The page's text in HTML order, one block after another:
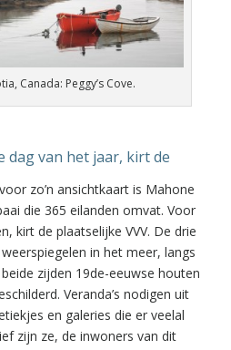
Canada: Peggy’s Cove.
dag van het jaar, kirt de
zo’n ansichtkaart is Mahone
die 365 eilanden omvat. Voor
kirt de plaatselijke VVV. De drie
in het meer, langs
zijden 19de-eeuwse houten
Veranda’s nodigen uit
en galeries die er veelal
zijn ze, de inwoners van dit